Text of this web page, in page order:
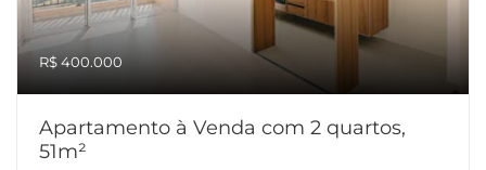
R$ 400.000
Apartamento à Venda com 2 quartos,
51m²